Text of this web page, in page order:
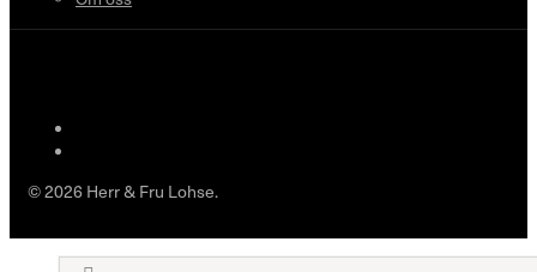
© 2026 Herr & Fru Lohse.